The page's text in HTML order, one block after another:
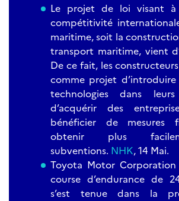
Le projet de loi visant à
compétitivité
maritime, soit la
transport maritime, vient
De ce fait, les
comme projet d’introduire
technologies dans
d’acquérir des
bénéficier de mesures
obtenir plus
subventions. NHK, 14 Mai.
Toyota Motor
course d’endurance de
s’est tenue dans la